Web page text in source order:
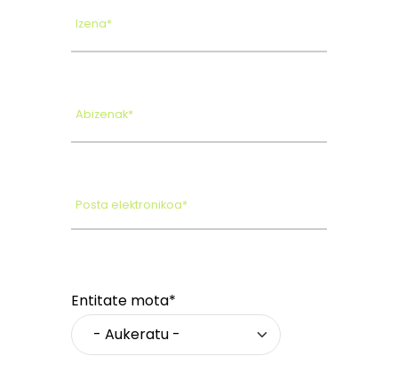
Izena*
Abizenak*
Posta elektronikoa*
Entitate mota*